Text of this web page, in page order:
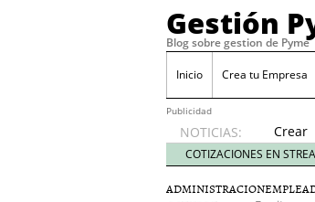
Gestión
Blog sobre gestion de Pyme
Inicio Crea tu Empresa
Publicidad
NOTICIAS:
Crear
online
COTIZACIONES EN
ADMINISTRACION